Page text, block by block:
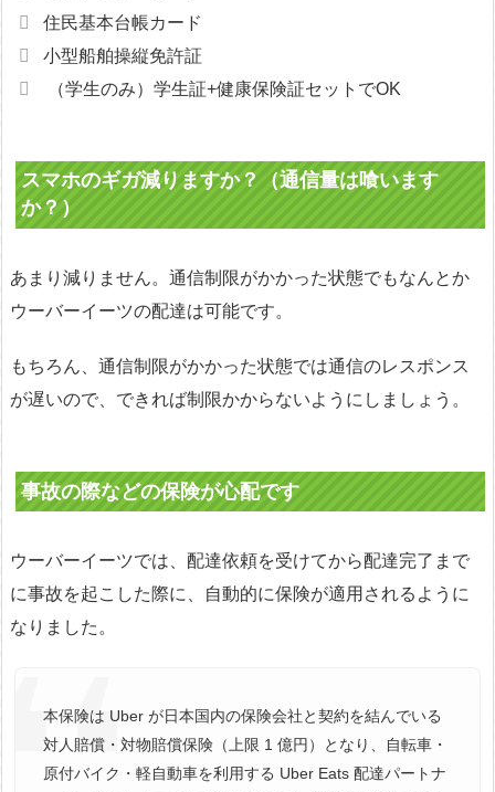
住民基本台帳カード
小型船舶操縦免許証
（学生のみ）学生証+健康保険証セットでOK
スマホのギガ減りますか？（通信量は喰います
か？）
あまり減りません。通信制限がかかった状態でもなんとか
ウーバーイーツの配達は可能です。
もちろん、通信制限がかかった状態では通信のレスポンス
が遅いので、できれば制限かからないようにしましょう。
事故の際などの保険が心配です
ウーバーイーツでは、配達依頼を受けてから配達完了まで
に事故を起こした際に、自動的に保険が適用されるように
なりました。
本保険は Uber が日本国内の保険会社と契約を結んでいる
対人賠償・対物賠償保険（上限 1 億円）となり、自転車・
原付バイク・軽自動車を利用する Uber Eats 配達パートナ